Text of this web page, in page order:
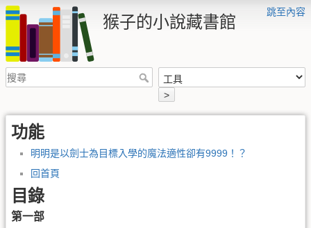
跳至內容
猴子的小說藏書館
>
功能
明明是以劍士為目標入學的魔法適性卻有9999！？
回首頁
目錄
第一部